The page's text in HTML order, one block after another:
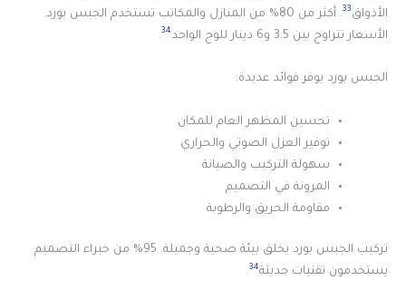
الأذواق33
. أكثر من 80% من المنازل والمكاتب تستخدم الجبس بورد.
الأسعار تتراوح بين 3.5 و6 دينار للوح الواحد
34
.
الجبس بورد يوفر فوائد عديدة:
تحسين المظهر العام للمكان
توفير العزل الصوتي والحراري
سهولة التركيب والصيانة
المرونة في التصميم
مقاومة الحريق والرطوبة
تركيب الجبس بورد يخلق بيئة صحية وجميلة. 95% من خبراء التصميم
يستخدمون تقنيات حديثة34
.